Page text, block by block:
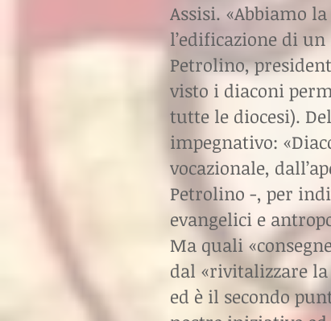
Assisi. «Abbiamo
l’edificazione di
Petrolino,
visto i diaconi
tutte le diocesi).
impegnativo:
vocazionale,
Petrolino -, per
evangelici e
Ma quali
dal «rivitalizzare
ed è il secondo